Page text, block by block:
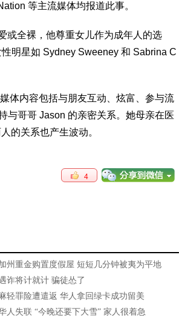
等主流媒体均报道此事。
或全裸，他尊重女儿作为成年人的选
明星如 Sydney Sweeney 和 Sabrina C
体内容包括与朋友互动、炫富、参与流
与哥哥 Jason 的亲密关系。她母亲在医
的关系也产生波动。
4
州重金购置度假屋 短短几分钟被夷为平地
诈将计就计 骗徒怂了
轻罪险遭遣返 华人拿回绿卡成功留美
人失联 “今晚还要下大雪” 家人很着急